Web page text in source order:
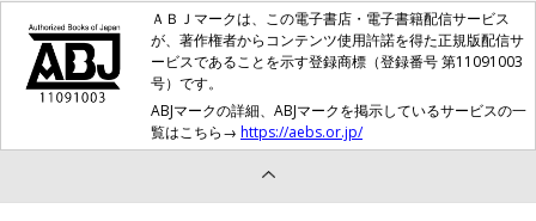
むぎちゃんと飼い主さんご夫婦が出会ってから、もうすぐ3カ
月。むぎちゃんは西表島で初めての経験をたくさんしながら、
日々たくましく成長しています。
ＡＢＪマークは、この電子書店・電子書籍配信サービス
が、著作権者からコンテンツ使用許諾を得た正規版配信サ
ービスであることを示す登録商標（登録番号 第11091003
号）です。
ABJマークの詳細、ABJマークを掲示しているサービスの一
覧はこちら→ https://aebs.or.jp/